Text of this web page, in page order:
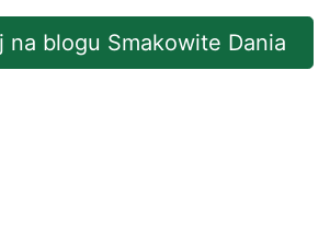
na blogu Smakowite Dania